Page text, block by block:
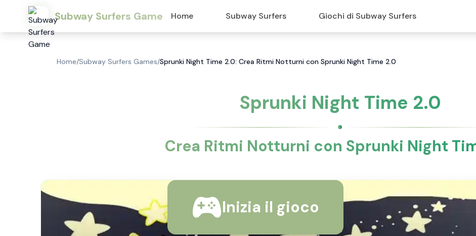
Subway Surfers Game Home Subway Surfers Giochi di Subway Surfers
Home/Subway Surfers Games/Sprunki Night Time 2.0: Crea Ritmi Notturni con Sprunki Night Time 2.0
Sprunki Night Time 2.0
Crea Ritmi Notturni con Sprunki Night
Inizia il gioco